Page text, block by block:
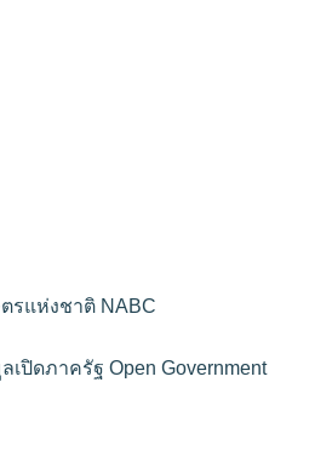
รแห่งชาติ NABC
ปิดภาครัฐ Open Government